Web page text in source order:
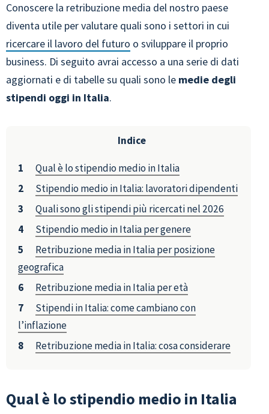
Conoscere la retribuzione media del nostro paese
diventa utile per valutare quali sono i settori in cui
ricercare il lavoro del futuro o sviluppare il proprio
business. Di seguito avrai accesso a una serie di dati
aggiornati e di tabelle su quali sono le medie degli
stipendi oggi in Italia.
Indice
Qual è lo stipendio medio in Italia
Stipendio medio in Italia: lavoratori dipendenti
Quali sono gli stipendi più ricercati nel 2026
Stipendio medio in Italia per genere
Retribuzione media in Italia per posizione
geografica
Retribuzione media in Italia per età
Stipendi in Italia: come cambiano con
l’inflazione
Retribuzione media in Italia: cosa considerare
Qual è lo stipendio medio in Italia